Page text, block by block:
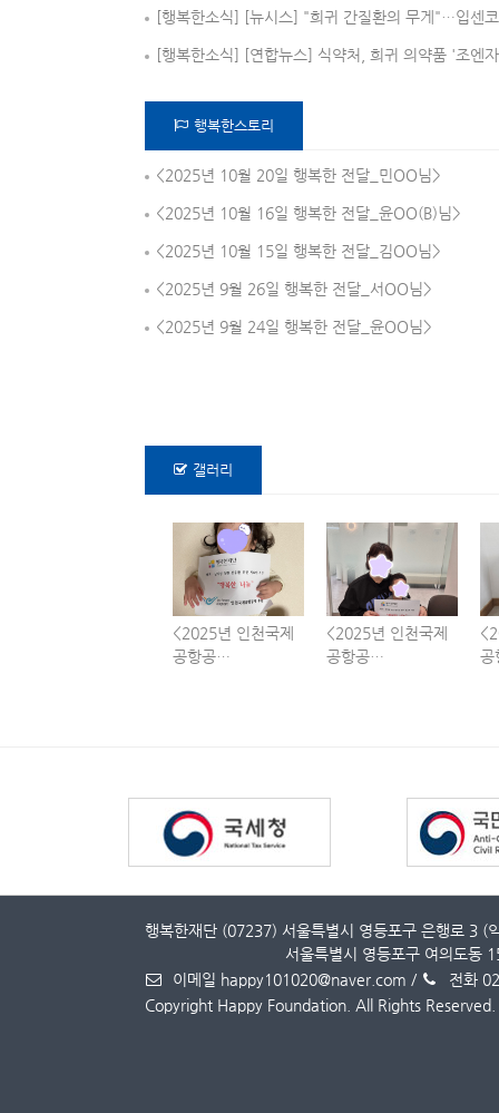
[행복한소식] [뉴시스] "희귀 간질환의 무게"…입센
[행복한소식] [연합뉴스] 식약처, 희귀 의약품 '조엔
행복한스토리
<2025년 10월 20일 행복한 전달_민OO님>
<2025년 10월 16일 행복한 전달_윤OO(B)님>
<2025년 10월 15일 행복한 전달_김OO님>
<2025년 9월 26일 행복한 전달_서OO님>
<2025년 9월 24일 행복한 전달_윤OO님>
갤러리
<2025년 인천국제
공항공…
<2025년 인천국제
공항공…
행복한재단 (07237) 서울특별시 영등포구 은행로 3 (
서울특별시 영등포구 여의도동
이메일 happy101020@naver.com /
전화
Copyright Happy Foundation. All Rights Reserved.